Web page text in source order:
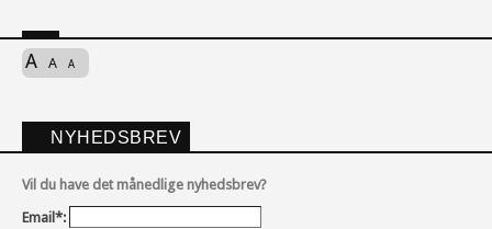
A A A
NYHEDSBREV
Vil du have det månedlige nyhedsbrev?
Email*: